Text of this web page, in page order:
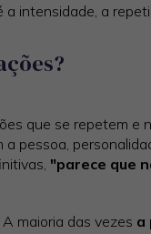
intensidade, a
que se repetem e
a pessoa,
"parece que
maioria das vezes a